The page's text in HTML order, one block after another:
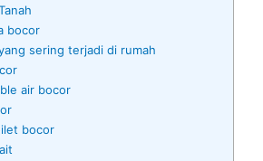
bocor
sering terjadi di rumah
air bocor
bocor